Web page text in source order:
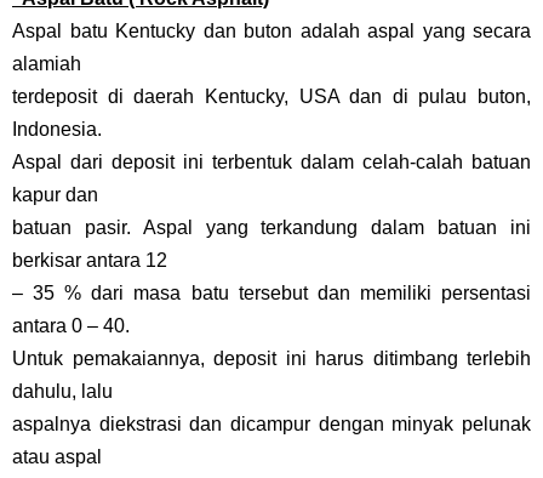
Aspal batu Kentucky dan buton adalah aspal yang secara
alamiah
terdeposit di daerah Kentucky, USA dan di pulau buton,
Indonesia.
Aspal dari deposit ini terbentuk dalam celah-calah batuan
kapur dan
batuan pasir. Aspal yang terkandung dalam batuan ini
berkisar antara 12
– 35 % dari masa batu tersebut dan memiliki persentasi
antara 0 – 40.
Untuk pemakaiannya, deposit ini harus ditimbang terlebih
dahulu, lalu
aspalnya diekstrasi dan dicampur dengan minyak pelunak
atau aspal